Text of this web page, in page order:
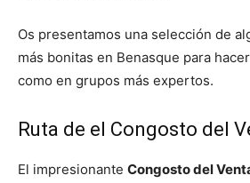
Os presentamos una selección de
más bonitas en Benasque para
como en grupos más expertos.
Ruta de el Congosto del
El impresionante Congosto del